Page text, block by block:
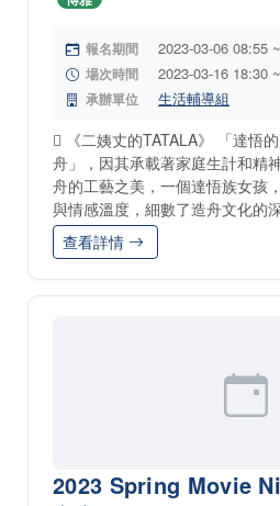
報名期間 2023-03-06 08:55
場次時間 2023-03-16 18:30
承辦單位 生活輔導組
 《二姨丈的TATALA》 「達悟
舟」，因其承載著家庭生計和精
舟的工藝之美，一個達悟族女孩
與情感溫度，細數了造舟文化的
查看詳情
2023 Spring Movie